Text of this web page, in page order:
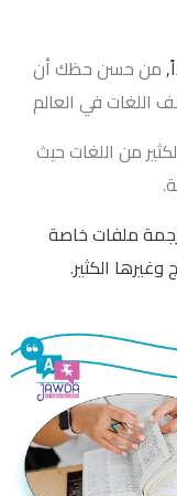
من حسن حظك أن
اللغات في العالم
من اللغات حيث
ملفات خاصة
الكثير.